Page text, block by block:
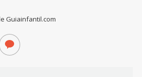
Guiainfantil.com